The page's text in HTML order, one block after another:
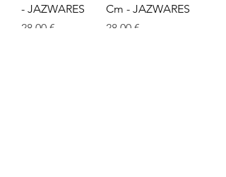
- JAZWARES
Prix
28,00 €
Cm - JAZWARES
Prix
28,00 €